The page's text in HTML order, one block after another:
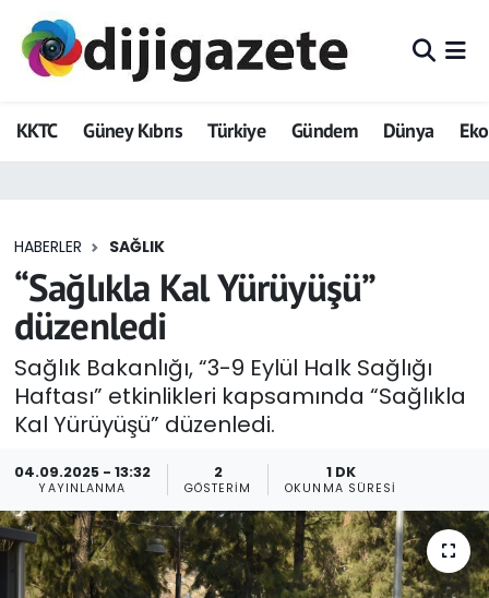
KKTC Güney Kıbrıs Türkiye Gündem Dünya
HABERLER SAĞLIK
“Sağlıkla Kal Yürüyüşü”
düzenledi
Sağlık Bakanlığı, “3-9 Eylül Halk Sağlığı
Haftası” etkinlikleri kapsamında “Sağlıkla
Kal Yürüyüşü” düzenledi.
04.09.2025 - 13:32
YAYINLANMA
2
GÖSTERIM
1 DK
OKUNMA SÜRESI
ADVERTORIAL
Dijigazete
Eğitim
Ekonomi
Foto Galeri
GEZİ
Güncel
Gündem
KKTC
Hava Durumu
Trafik Durumu
Tüm Manşetler
Son Dakika Haberleri
Haber Arşivi